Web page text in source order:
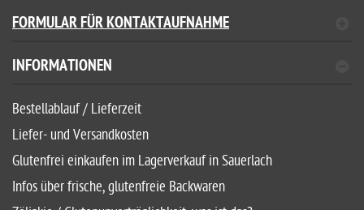
FORMULAR FÜR KONTAKTAUFNAHME
INFORMATIONEN
Bestellablauf / Lieferzeit
Liefer- und Versandkosten
Glutenfrei einkaufen im Lagerverkauf in Sauerlach
Infos über frische, glutenfreie Backwaren